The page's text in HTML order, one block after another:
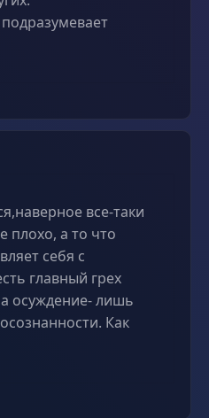
все-таки
плохо, а то что
себя с
главный грех
осуждение- лишь
Как